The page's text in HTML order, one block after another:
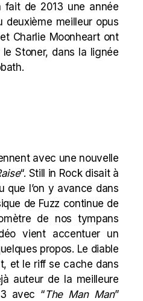
fait de 2013 une année
deuxième meilleur opus
Charlie Moonheart ont
Stoner, dans la lignée
avec une nouvelle
“. Still in Rock disait à
que l’on y avance dans
de Fuzz continue de
de nos tympans
vient accentuer un
propos. Le diable
et le riff se cache dans
auteur de la meilleure
avec “The Man Man”